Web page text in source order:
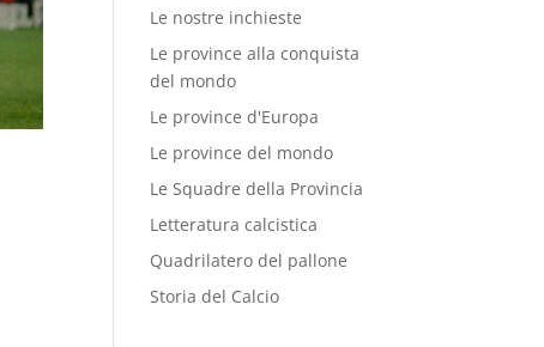
Le nostre inchieste
Le province alla conquista
del mondo
Le province d'Europa
Le province del mondo
Le Squadre della Provincia
Letteratura calcistica
Quadrilatero del pallone
Storia del Calcio